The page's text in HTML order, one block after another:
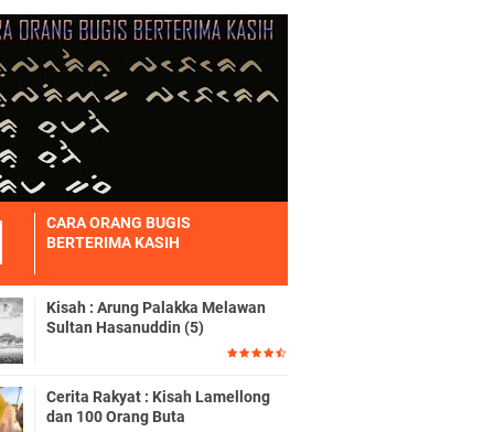
CARA ORANG BUGIS
BERTERIMA KASIH
Kisah : Arung Palakka Melawan
Sultan Hasanuddin (5)
Cerita Rakyat : Kisah Lamellong
dan 100 Orang Buta